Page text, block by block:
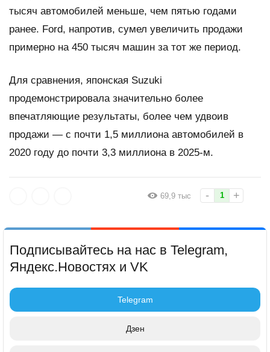
тысяч автомобилей меньше, чем пятью годами
ранее. Ford, напротив, сумел увеличить продажи
примерно на 450 тысяч машин за тот же период.
Для сравнения, японская Suzuki
продемонстрировала значительно более
впечатляющие результаты, более чем удвоив
продажи — с почти 1,5 миллиона автомобилей в
2020 году до почти 3,3 миллиона в 2025-м.
- 1 +
69,9 тыс
Подписывайтесь на нас в Telegram,
Яндекс.Новостях и VK
Telegram
Дзен